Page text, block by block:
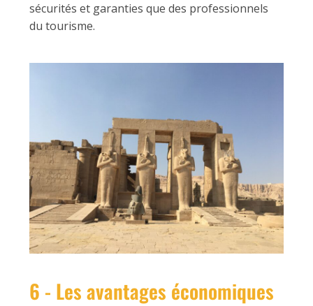
sécurités et garanties que des professionnels
du tourisme.
6 - Les avantages économiques